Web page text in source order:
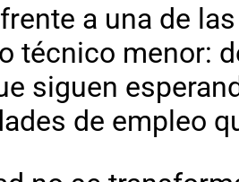
a una de
técnico menor:
siguen
de empleo